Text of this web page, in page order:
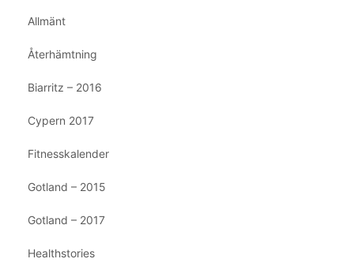
Allmänt
Återhämtning
Biarritz – 2016
Cypern 2017
Fitnesskalender
Gotland – 2015
Gotland – 2017
Healthstories